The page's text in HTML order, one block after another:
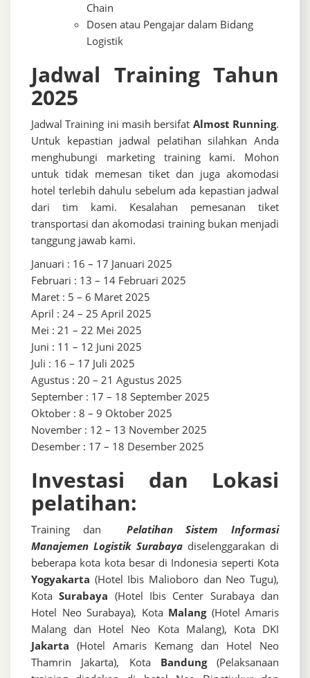
Chain
Dosen atau Pengajar dalam Bidang
Logistik
Jadwal Training Tahun
2025
Jadwal Training ini masih bersifat Almost Running.
Untuk kepastian jadwal pelatihan silahkan Anda
menghubungi marketing training kami. Mohon
untuk tidak memesan tiket dan juga akomodasi
hotel terlebih dahulu sebelum ada kepastian jadwal
dari tim kami. Kesalahan pemesanan tiket
transportasi dan akomodasi training bukan menjadi
tanggung jawab kami.
Januari : 16 – 17 Januari 2025
Februari : 13 – 14 Februari 2025
Maret : 5 – 6 Maret 2025
April : 24 – 25 April 2025
Mei : 21 – 22 Mei 2025
Juni : 11 – 12 Juni 2025
Juli : 16 – 17 Juli 2025
Agustus : 20 – 21 Agustus 2025
September : 17 – 18 September 2025
Oktober : 8 – 9 Oktober 2025
November : 12 – 13 November 2025
Desember : 17 – 18 Desember 2025
Investasi dan Lokasi
pelatihan:
Training dan
Pelatihan Sistem Informasi
Manajemen Logistik Surabaya diselenggarakan di
beberapa kota kota besar di Indonesia seperti Kota
Yogyakarta (Hotel Ibis Malioboro dan Neo Tugu),
KotaSurabaya (Hotel Ibis Center Surabaya dan
Hotel Neo Surabaya), Kota Malang(Hotel Amaris
Malang dan Hotel Neo Kota Malang), Kota DKI
Jakarta (Hotel Amaris Kemang dan Hotel Neo
Thamrin Jakarta), Kota Bandung(Pelaksanaan